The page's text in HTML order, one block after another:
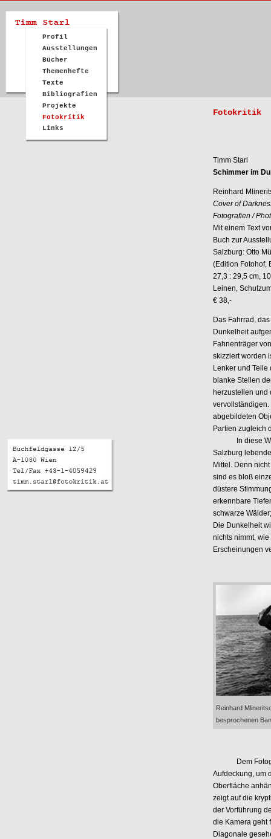
Profil
Ausstellungen
Bücher
Themenhefte
Texte
Bibliografien
Projekte
Fotokritik
Links
Fotokritik
Timm Starl
Schimmer im
Reinhard
Cover of
Fotografien /
Mit einem Text
Buch zur
Salzburg: Otto
(Edition Fotohof,
27,3 : 29,5 cm,
Leinen,
€ 38,-
Das Fahrrad,
Dunkelheit
Fahnenträger
skizziert worden
Lenker und
blanke Stellen
herzustellen und
abgebildeten
Partien zugleich
In diese Welt
Salzburg
Mittel. Denn
sind es bloß
düstere
erkennbare
schwarze
Die Dunkelheit
nichts nimmt,
Erscheinungen
Reinhard
besprochenen
Dem
Aufdeckung, um
Oberfläche
zeigt auf die
der Vorführung
die Kamera geht
Diagonale